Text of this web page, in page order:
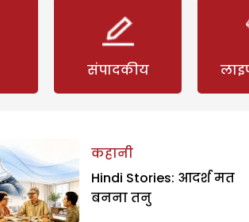
संपादकीय
कहानी
Hindi Stories: आदर्श मत
बनना तनु